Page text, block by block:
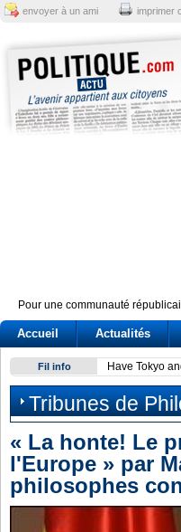
envoyer à un ami imprimer
Pour une communauté
Accueil Actualités
Fil info Have Tokyo
Tribunes de
« La honte! Le
l'Europe » par
philosophes